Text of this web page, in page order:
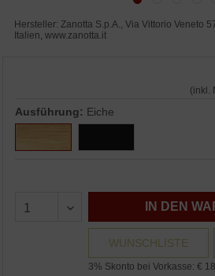
Hersteller: Zanotta S.p.A., Via Vittorio Veneto
Italien, www.zanotta.it
(inkl.
Ausführung: Eiche
IN DEN
WUNSCHLISTE
3% Skonto bei Vorkasse: €